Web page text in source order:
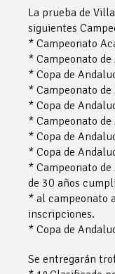
La prueba de
siguientes
* Campeonato
* Campeonato
* Copa de
* Campeonato
* Copa de
* Campeonato de
* Copa de
* Copa de
* Campeonato
de 30 años
* al campeonato
inscripciones.
* Copa de
Se entregarán